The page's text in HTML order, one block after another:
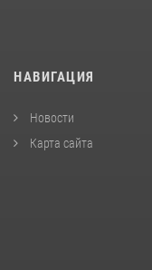
НАВИГАЦИЯ
Новости
Карта сайта